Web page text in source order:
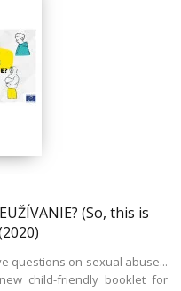
(So, this is
questions on sexual abuse...
child-friendly booklet for